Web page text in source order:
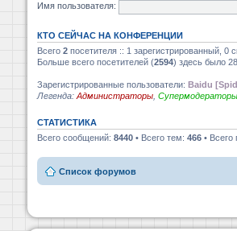
Имя пользователя:
КТО СЕЙЧАС НА КОНФЕРЕНЦИИ
Всего 2 посетителя :: 1 зарегистрированный, 0
Больше всего посетителей (2594) здесь было
Зарегистрированные пользователи: Baidu
Легенда: Администраторы Супермодераторы
СТАТИСТИКА
Всего сообщений: 8440 • Всего тем: 466 • Всего
Список форумов